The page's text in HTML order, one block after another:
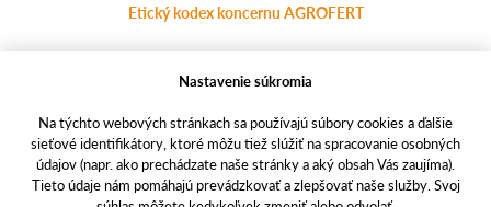
Etický kodex koncernu AGROFERT
Ochrana osobných údajov
agrotec.cz
a-finance.cz
casece.com
Nastavenie súkromia
Na týchto webových stránkach sa používajú súbory cookies a ďalšie
sieťové identifikátory, ktoré môžu tiež slúžiť na spracovanie osobných
údajov (napr. ako prechádzate naše stránky a aký obsah Vás zaujíma).
Tieto údaje nám pomáhajú prevádzkovať a zlepšovať naše služby. Svoj